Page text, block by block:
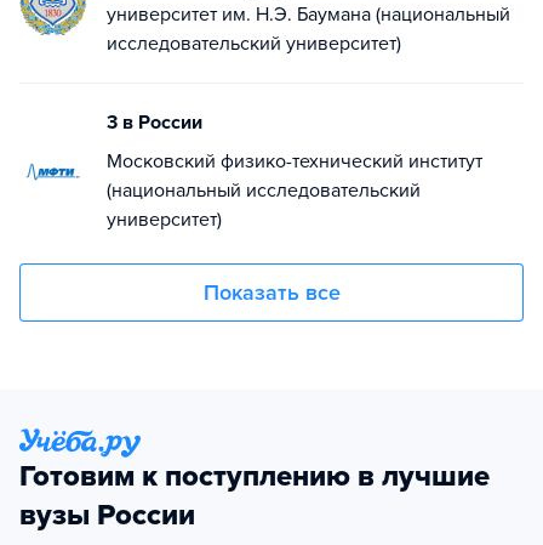
университет им. Н.Э. Баумана (национальный
исследовательский университет)
3 в России
Московский физико-технический институт
(национальный исследовательский
университет)
Показать все
Готовим к поступлению в лучшие
вузы России